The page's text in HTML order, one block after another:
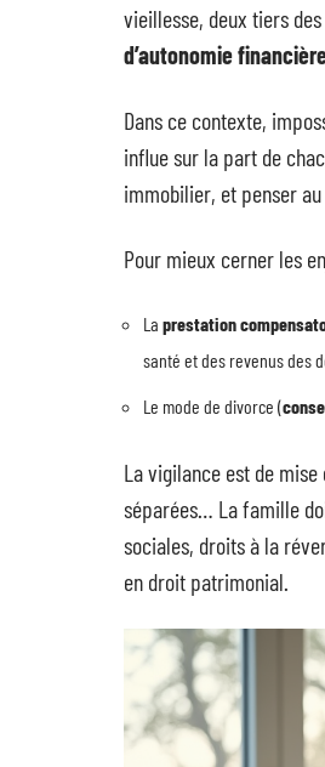
vieillesse, deux tiers
d’autonomie
Dans ce contexte,
influe sur la part de
immobilier, et penser
Pour mieux cerner les
La prestation
santé et des revenus des
Le mode de divorce (
La vigilance est de
séparées… La famille
sociales, droits à la
en droit patrimonial.